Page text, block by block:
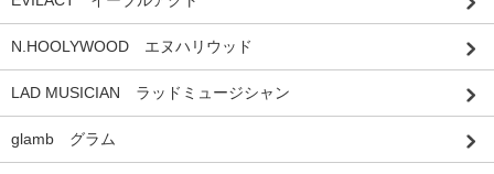
N.HOOLYWOOD エヌハリウッド
LAD MUSICIAN ラッドミュージシャン
glamb グラム